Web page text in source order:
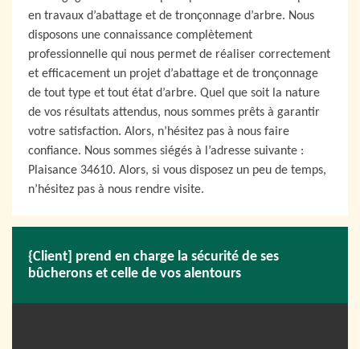
en travaux d’abattage et de tronçonnage d’arbre. Nous
disposons une connaissance complètement
professionnelle qui nous permet de réaliser correctement
et efficacement un projet d’abattage et de tronçonnage
de tout type et tout état d’arbre. Quel que soit la nature
de vos résultats attendus, nous sommes prêts à garantir
votre satisfaction. Alors, n’hésitez pas à nous faire
confiance. Nous sommes siégés à l’adresse suivante :
Plaisance 34610. Alors, si vous disposez un peu de temps,
n’hésitez pas à nous rendre visite.
{Client] prend en charge la sécurité de ses
bûcherons et celle de vos alentours